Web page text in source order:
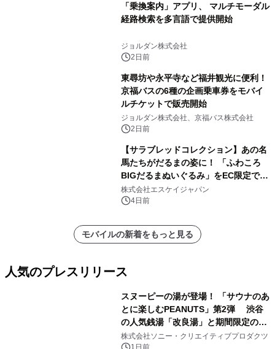
「乗換案内」アプリ、 マルチモーダル
経路検索を多言語で提供開始
ジョルダン株式会社
2日前
東尋坊や永平寺など福井観光に便利！
京福バスの6種の企画乗車券をモバイ
ルチケットで販売開始
ジョルダン株式会社、京福バス株式会社
2日前
【サラブレッドコレクション】あの名
馬たちがだるまの姿に！ 「ふわころ
BIGだるまぬいぐるみ」をEC限定で受
注販売開始
株式会社エスケイジャパン
4日前
モバイルの新着をもっと見る
人気のプレスリリース
スヌーピーの湯が登場！ 「サウナのあ
とに楽しむPEANUTS」第2弾 渋谷
の人気銭湯「改良湯」と期間限定のコ
ラボレーション サウナイキタイコラ
株式会社ソニー・クリエイティブプロダクツ
1日前